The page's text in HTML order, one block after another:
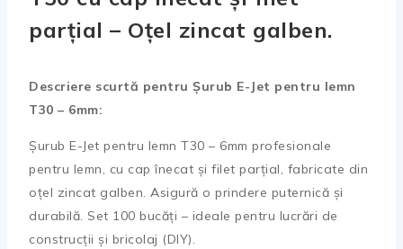
parțial – Oțel zincat galben.
Descriere scurtă pentru Șurub E-Jet pentru lemn
T30 – 6mm:
Șurub E-Jet pentru lemn T30 – 6mm profesionale
pentru lemn, cu cap înecat și filet parțial, fabricate din
oțel zincat galben. Asigură o prindere puternică și
durabilă. Set 100 bucăți – ideale pentru lucrări de
construcții și bricolaj (DIY).